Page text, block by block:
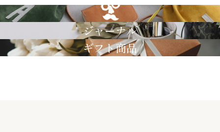
GRIMM LAB
ジャーナル
ギフト商品